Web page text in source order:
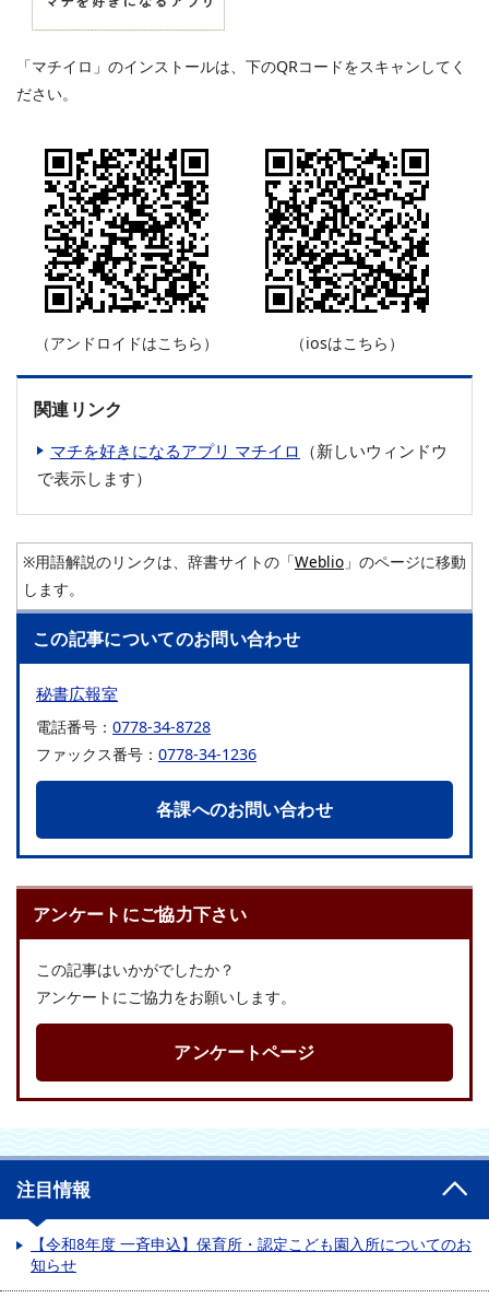
「マチイロ」のインストールは、下のQRコードをスキャンしてく
ださい。
（アンドロイドはこちら） （iosはこちら）
関連リンク
マチを好きになるアプリ マチイロ （新しいウィンドウ
で表示します）
※用語解説のリンクは、辞書サイトの「Weblio 」のページに移動
します。
この記事についてのお問い合わせ
秘書広報室
電話番号： 0778-34-8728
ファックス番号： 0778-34-1236
各課へのお問い合わせ
アンケートにご協力下さい
この記事はいかがでしたか？
アンケートにご協力をお願いします。
アンケートページ
注目情報
【令和8年度 一斉申込】保育所・認定こども園入所についてのお
知らせ